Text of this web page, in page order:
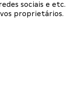
sociais e etc.
proprietários.